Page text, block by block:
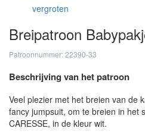
vergroten
Breipatroon
Patroonnummer: 22390-33
Beschrijving van het patroon
Veel plezier met het breien van de
fancy jumpsuit, om te breien in het
CARESSE, in de kleur wit.